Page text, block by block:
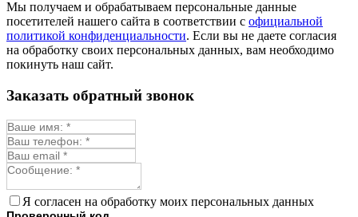
Мы получаем и обрабатываем персональные данные
посетителей нашего сайта в соответствии с официальной
политикой конфиденциальности. Если вы не даете согласия
на обработку своих персональных данных, вам необходимо
покинуть наш сайт.
Заказать обратный звонок
Я согласен на обработку моих персональных данных